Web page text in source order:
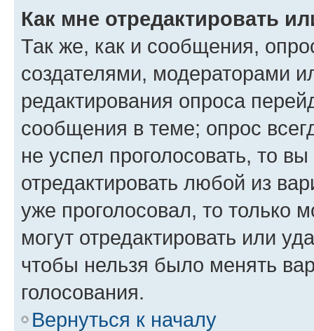
Как мне отредактировать
Так же, как и сообщения,
создателями, модераторами
редактирования опроса
сообщения в теме; опрос
не успел проголосовать, то
отредактировать любой из
уже проголосовал, то только
могут отредактировать или
чтобы нельзя было менять
голосования.
Вернуться к началу